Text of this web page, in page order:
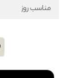
مناسب روز